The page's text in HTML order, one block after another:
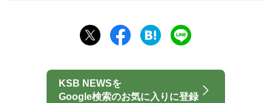
KSB NEWSを
Google検索のお気に入りに登録